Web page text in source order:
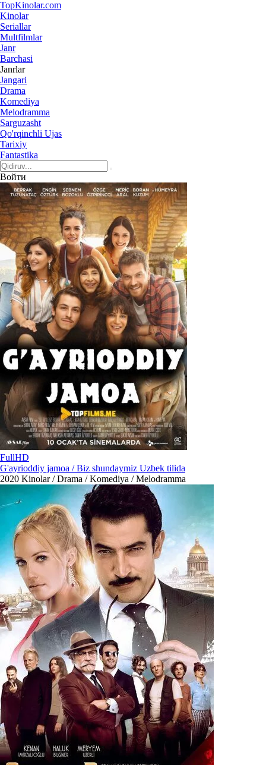
TopKinolar.com
Kinolar
Seriallar
Multfilmlar
Janr
Barchasi
Janrlar
Jangari
Drama
Komediya
Melodramma
Sarguzasht
Qo'rqinchli Ujas
Tarixiy
Fantastika
Войти
FullHD
G'ayrioddiy jamoa / Biz shundaymiz Uzbek tilida
2020 Kinolar / Drama / Komediya / Melodramma